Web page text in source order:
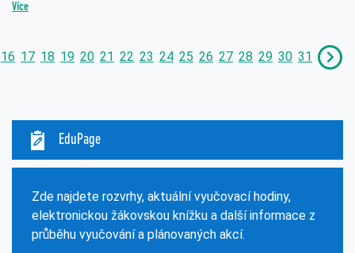
Více
16 17 18 19 20 21 22 23 24 25 26 27 28 29 30 31
EduPage
Zde najdete rozvrhy, aktuální vyučovací hodiny,
elektronickou žákovskou knížku a další informace z
průběhu vyučování a plánovaných akcí.